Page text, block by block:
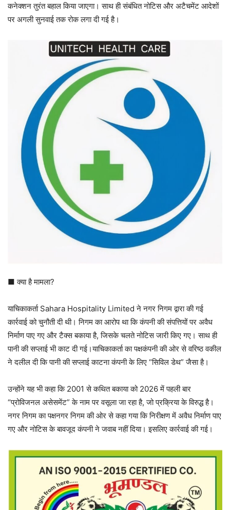
कनेक्शन तुरंत बहाल किया जाएगा। साथ ही संबंधित नोटिस और अटैचमेंट आदेशों
पर अगली सुनवाई तक रोक लगा दी गई है।
■ क्या है मामला?
याचिकाकर्ता Sahara Hospitality Limited ने नगर निगम द्वारा की गई
कार्रवाई को चुनौती दी थी। निगम का आरोप था कि कंपनी की संपत्तियों पर अवैध
निर्माण पाए गए और टैक्स बकाया है, जिसके चलते नोटिस जारी किए गए। साथ ही
पानी की सप्लाई भी काट दी गई।याचिकाकर्ता का पक्षकंपनी की ओर से वरिष्ठ वकील
ने दलील दी कि पानी की सप्लाई काटना कंपनी के लिए “सिविल डेथ” जैसा है।
उन्होंने यह भी कहा कि 2001 से कथित बकाया को 2026 में पहली बार
“प्रोविजनल असेसमेंट” के नाम पर वसूला जा रहा है, जो प्रक्रिया के विरुद्ध है।
नगर निगम का पक्षनगर निगम की ओर से कहा गया कि निरीक्षण में अवैध निर्माण पाए
गए और नोटिस के बावजूद कंपनी ने जवाब नहीं दिया। इसलिए कार्रवाई की गई।